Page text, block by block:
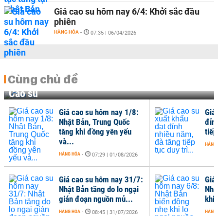
Giá cao su hôm nay 6/4: Khởi sắc đầu
phiên
HÀNG HÓA - 07:35 | 06/04/2026
Cùng chủ đề
Cao su
khi
HÀNG
Giá cao su hôm nay 1/8:
Nhật Bản, Trung Quốc
tăng khi đồng yên yếu
và...
HÀNG HÓA - 07:29 | 01/08/2026
Giá cao su hôm nay 31/7:
Nhật Bản tăng do lo ngại
gián đoạn nguồn mủ...
HÀNG HÓA - 08:45 | 31/07/2026
Giá
HÀNG